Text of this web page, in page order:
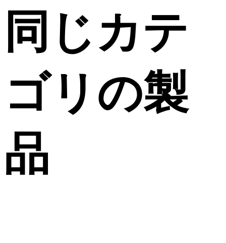
同じカテ
ゴリの製
品